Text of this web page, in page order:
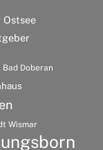
Ostsee
Bad Doberan
Wismar